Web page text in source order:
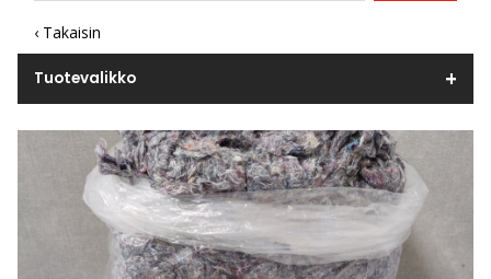
‹ Takaisin
Tuotevalikko